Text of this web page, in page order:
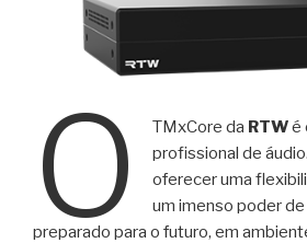
O TMxCore da RTWé
profissional de
oferecer uma
um imenso poder
preparado para o futuro, em